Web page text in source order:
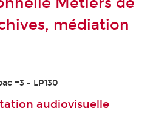
médiation
+3 - LP130
audiovisuelle